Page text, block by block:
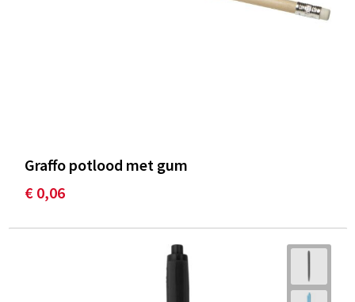
Graffo potlood met gum
€ 0,06